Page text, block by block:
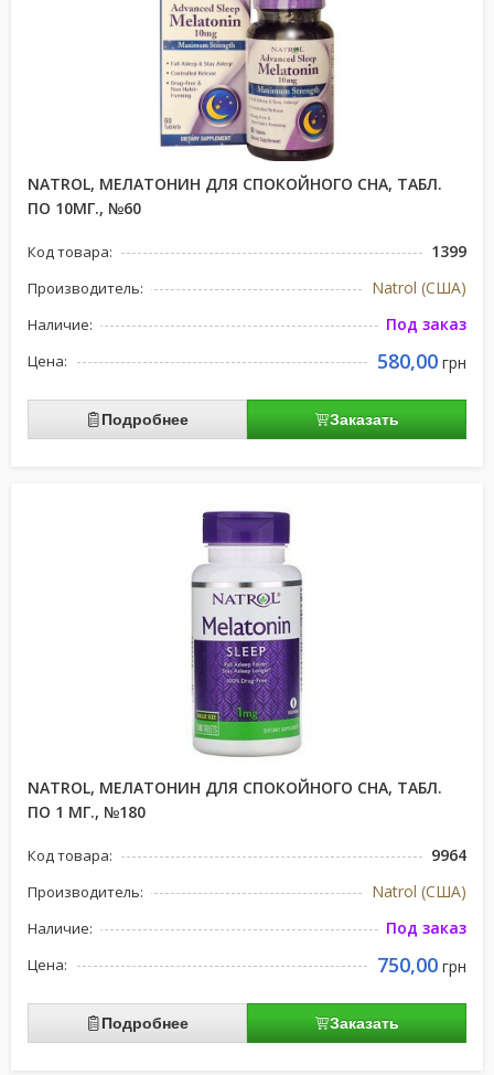
NATROL, МЕЛАТОНИН ДЛЯ СПОКОЙНОГО СНА, ТАБЛ.
ПО 10МГ., №60
Код товара: 1399
Производитель: Natrol (США)
Наличие: Под заказ
Цена: 580,00 грн
Подробнее Заказать
NATROL, МЕЛАТОНИН ДЛЯ СПОКОЙНОГО СНА, ТАБЛ.
ПО 1 МГ., №180
Код товара: 9964
Производитель: Natrol (США)
Наличие: Под заказ
Цена: 750,00 грн
Подробнее Заказать